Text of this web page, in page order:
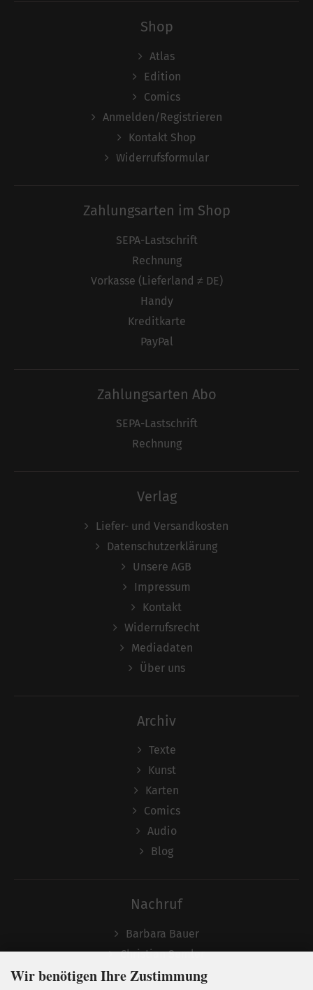
Shop
Atlas
Edition
Comics
Anmelden/Registrieren
Kontakt Shop
Widerrufsformular
Zahlungsarten im Shop
SEPA-Lastschrift
Rechnung
Vorkasse (Lieferland ≠ DE)
Handy
Kreditkarte
PayPal
Zahlungsarten Abo
SEPA-Lastschrift
Rechnung
Verlag
Liefer- und Versandkosten
Datenschutzerklärung
Unsere AGB
Impressum
Kontakt
Widerrufsrecht
Mediadaten
Über uns
Archiv
Texte
Kunst
Karten
Comics
Audio
Blog
Nachruf
Barbara Bauer
Christian Semler
Wir benötigen Ihre Zustimmung